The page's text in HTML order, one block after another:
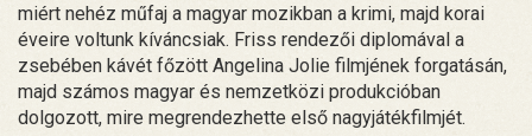
miért nehéz műfaj a magyar mozikban a krimi, majd korai
éveire voltunk kíváncsiak. Friss rendezői diplomával a
zsebében kávét főzött Angelina Jolie filmjének forgatásán,
majd számos magyar és nemzetközi produkcióban
dolgozott, mire megrendezhette első nagyjátékfilmjét.